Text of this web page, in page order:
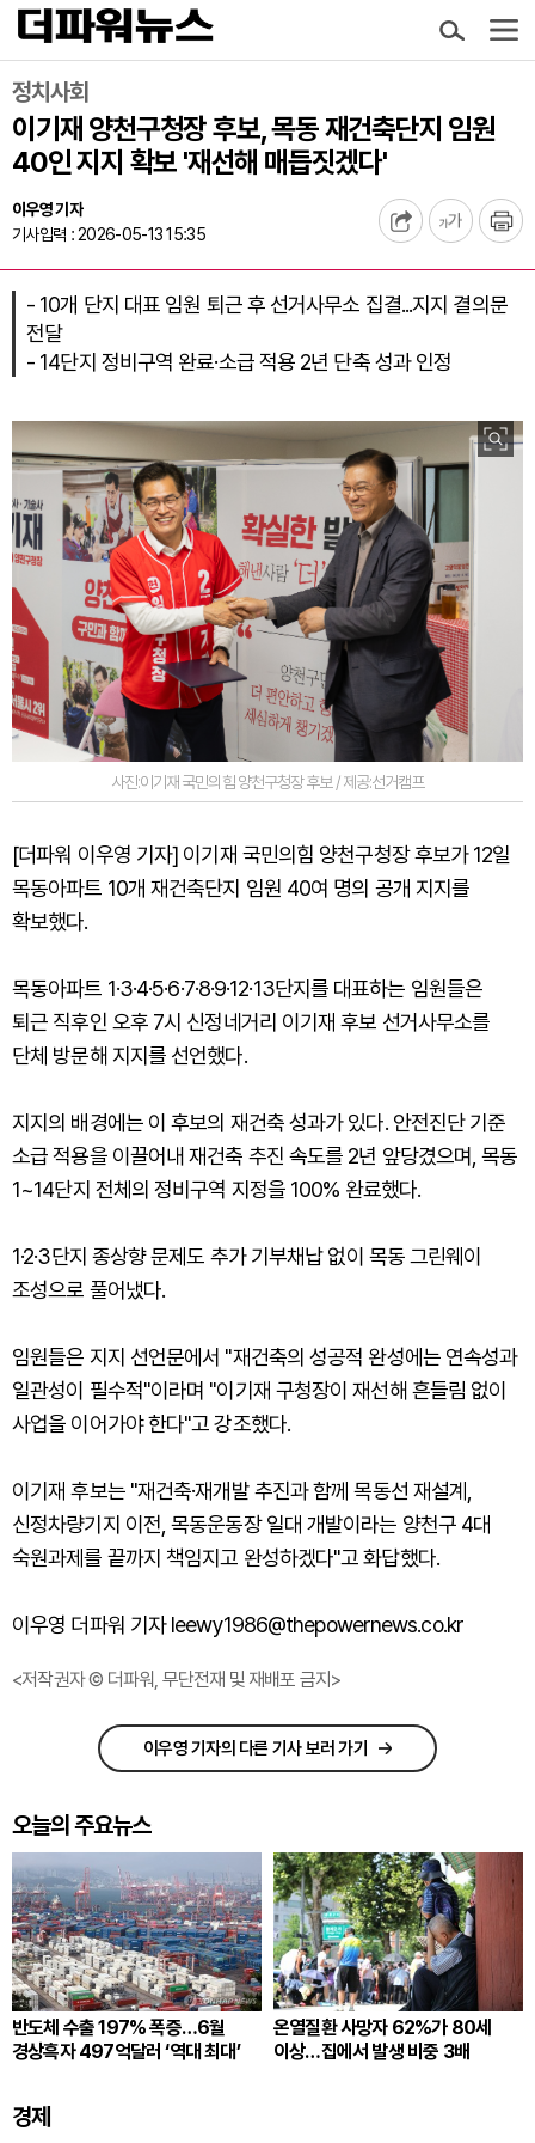
정치사회
이기재 양천구청장 후보, 목동 재건축단지 임원
40인 지지 확보 '재선해 매듭짓겠다'
이우영 기자
기사입력 : 2026-05-13 15:35
- 10개 단지 대표 임원 퇴근 후 선거사무소 집결...지지 결의문
전달
- 14단지 정비구역 완료·소급 적용 2년 단축 성과 인정
사진:이기재 국민의힘 양천구청장 후보 / 제공:선거캠프
[더파워 이우영 기자] 이기재 국민의힘 양천구청장 후보가 12일
목동아파트 10개 재건축단지 임원 40여 명의 공개 지지를
확보했다.
목동아파트 1·3·4·5·6·7·8·9·12·13단지를 대표하는 임원들은
퇴근 직후인 오후 7시 신정네거리 이기재 후보 선거사무소를
단체 방문해 지지를 선언했다.
지지의 배경에는 이 후보의 재건축 성과가 있다. 안전진단 기준
소급 적용을 이끌어내 재건축 추진 속도를 2년 앞당겼으며, 목동
1~14단지 전체의 정비구역 지정을 100% 완료했다.
1·2·3단지 종상향 문제도 추가 기부채납 없이 목동 그린웨이
조성으로 풀어냈다.
임원들은 지지 선언문에서 "재건축의 성공적 완성에는 연속성과
일관성이 필수적"이라며 "이기재 구청장이 재선해 흔들림 없이
사업을 이어가야 한다"고 강조했다.
이기재 후보는 "재건축·재개발 추진과 함께 목동선 재설계,
신정차량기지 이전, 목동운동장 일대 개발이라는 양천구 4대
숙원과제를 끝까지 책임지고 완성하겠다"고 화답했다.
이우영 더파워 기자 leewy1986@thepowernews.co.kr
<저작권자 © 더파워, 무단전재 및 재배포 금지>
이우영 기자의 다른 기사 보러 가기
오늘의 주요뉴스
반도체 수출 197% 폭증…6월
경상흑자 497억달러 ‘역대 최대’
온열질환 사망자 62%가 80세
이상…집에서 발생 비중 3배
경제